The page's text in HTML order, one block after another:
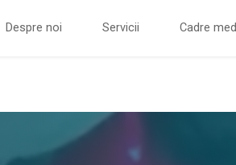
Despre noi Servicii Cadre